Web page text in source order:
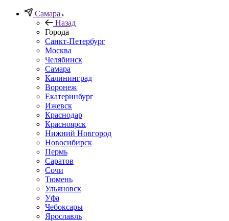
Самара
Назад
Города
Санкт-Петербург
Москва
Челябинск
Самара
Калининград
Воронеж
Екатеринбург
Ижевск
Краснодар
Красноярск
Нижний Новгород
Новосибирск
Пермь
Саратов
Сочи
Тюмень
Ульяновск
Уфа
Чебоксары
Ярославль